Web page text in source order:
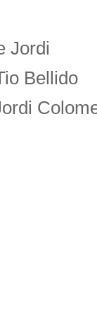
Jordi
Bellido